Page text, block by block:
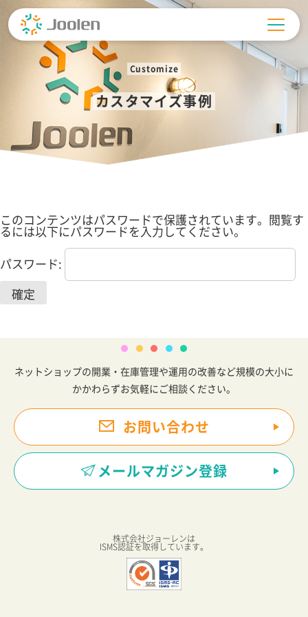
content
Customize
カスタマイズ事例
このコンテンツはパスワードで保護されています。閲覧す
るには以下にパスワードを入力してください。
パスワード:
ネットショップの開業・在庫管理や運用の改善など規模の大小に
かかわらずお気軽にご相談ください。
お問い合わせ
メールマガジン登録
株式会社ジョーレンは
ISMS認証を取得しています。